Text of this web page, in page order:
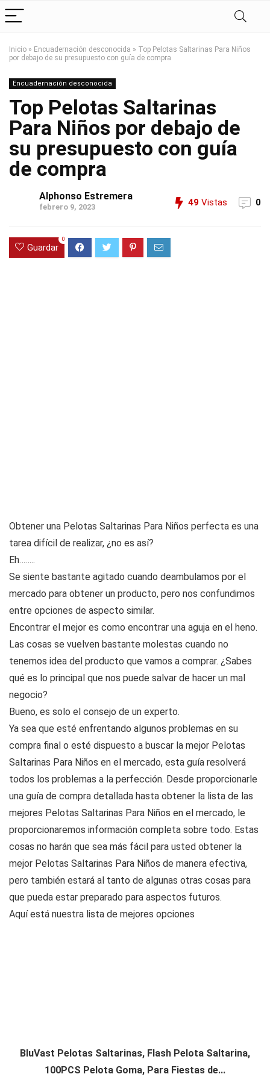
Inicio » Encuadernación desconocida » Top Pelotas Saltarinas Para Niños
por debajo de su presupuesto con guía de compra
Encuadernación desconocida
Top Pelotas Saltarinas
Para Niños por debajo de
su presupuesto con guía
de compra
Alphonso Estremera
febrero 9, 2023 49 Vistas 0
Guardar
0
Obtener una Pelotas Saltarinas Para Niños perfecta es una
tarea difícil de realizar, ¿no es así?
Eh……..
Se siente bastante agitado cuando deambulamos por el
mercado para obtener un producto, pero nos confundimos
entre opciones de aspecto similar.
Encontrar el mejor es como encontrar una aguja en el heno.
Las cosas se vuelven bastante molestas cuando no
tenemos idea del producto que vamos a comprar. ¿Sabes
qué es lo principal que nos puede salvar de hacer un mal
negocio?
Bueno, es solo el consejo de un experto.
Ya sea que esté enfrentando algunos problemas en su
compra final o esté dispuesto a buscar la mejor Pelotas
Saltarinas Para Niños en el mercado, esta guía resolverá
todos los problemas a la perfección. Desde proporcionarle
una guía de compra detallada hasta obtener la lista de las
mejores Pelotas Saltarinas Para Niños en el mercado, le
proporcionaremos información completa sobre todo. Estas
cosas no harán que sea más fácil para usted obtener la
mejor Pelotas Saltarinas Para Niños de manera efectiva,
pero también estará al tanto de algunas otras cosas para
que pueda estar preparado para aspectos futuros.
Aquí está nuestra lista de mejores opciones
BluVast Pelotas Saltarinas, Flash Pelota Saltarina,
100PCS Pelota Goma, Para Fiestas de...